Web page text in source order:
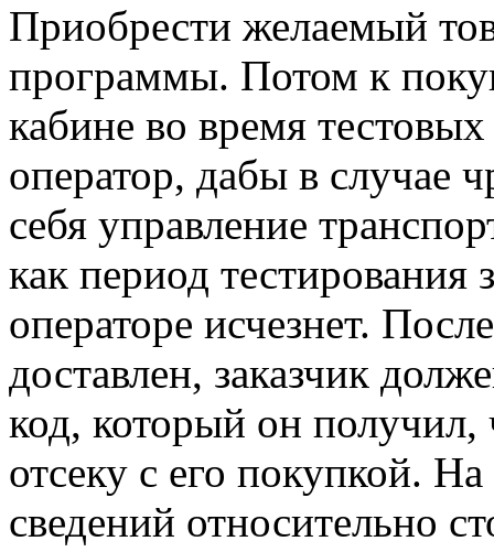
Приобрести желаемый
программы. Потом к
кабине во время
оператор, дабы в случае
себя управление
как период тестирования
операторе исчезнет.
доставлен, заказчик
код, который он получил,
отсеку с его покупкой.
сведений относительно